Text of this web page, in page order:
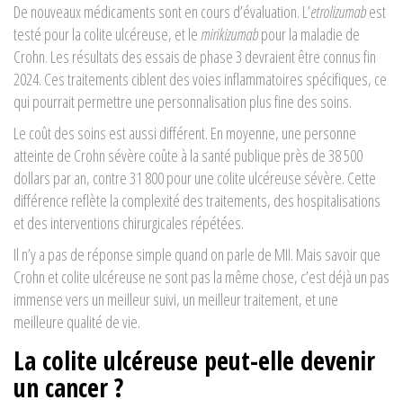
De nouveaux médicaments sont en cours d’évaluation. L’etrolizumabest
testé pour la colite ulcéreuse, et lemirikizumabpour la maladie de
Crohn. Les résultats des essais de phase 3 devraient être connus fin
2024. Ces traitements ciblent des voies inflammatoires spécifiques, ce
qui pourrait permettre une personnalisation plus fine des soins.
Le coût des soins est aussi différent. En moyenne, une personne
atteinte de Crohn sévère coûte à la santé publique près de 38 500
dollars par an, contre 31 800 pour une colite ulcéreuse sévère. Cette
différence reflète la complexité des traitements, des hospitalisations
et des interventions chirurgicales répétées.
Il n’y a pas de réponse simple quand on parle de MII. Mais savoir que
Crohn et colite ulcéreuse ne sont pas la même chose, c’est déjà un pas
immense vers un meilleur suivi, un meilleur traitement, et une
meilleure qualité de vie.
La colite ulcéreuse peut-elle devenir
un cancer ?